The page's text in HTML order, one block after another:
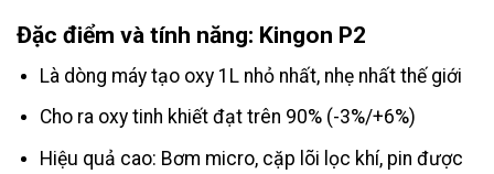
Đặc điểm và tính năng: Kingon P2
Là dòng máy tạo oxy 1L nhỏ nhất, nhẹ nhất thế giới
Cho ra oxy tinh khiết đạt trên 90% (-3%/+6%)
Hiệu quả cao: Bơm micro, cặp lõi lọc khí, pin được